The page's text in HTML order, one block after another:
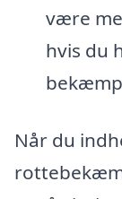
være
hvis du
Når du